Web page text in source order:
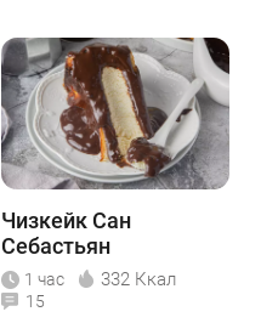
Чизкейк Сан
Себастьян
1 час 332 Ккал
15